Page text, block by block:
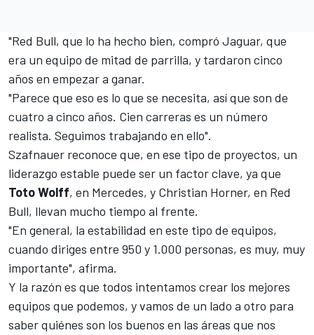
"Red Bull, que lo ha hecho bien, compró Jaguar, que
era un equipo de mitad de parrilla, y tardaron cinco
años en empezar a ganar.
"Parece que eso es lo que se necesita, así que son de
cuatro a cinco años. Cien carreras es un número
realista. Seguimos trabajando en ello".
Szafnauer reconoce que, en ese tipo de proyectos, un
liderazgo estable puede ser un factor clave, ya que
Toto Wolff, en Mercedes, y Christian Horner, en Red
Bull, llevan mucho tiempo al frente.
"En general, la estabilidad en este tipo de equipos,
cuando diriges entre 950 y 1.000 personas, es muy, muy
importante", afirma.
Y la razón es que todos intentamos crear los mejores
equipos que podemos, y vamos de un lado a otro para
saber quiénes son los buenos en las áreas que nos